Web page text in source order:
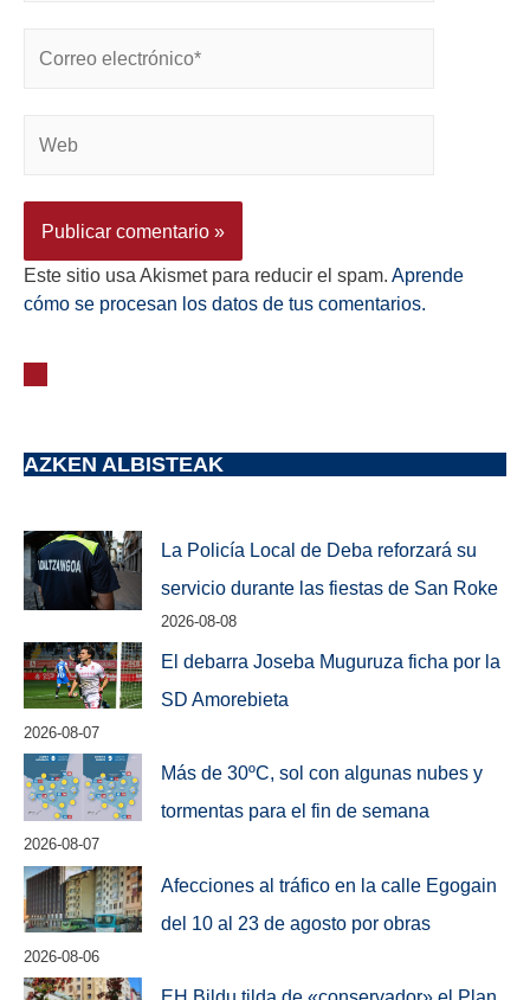
Este sitio usa Akismet para reducir el spam. Aprende
cómo se procesan los datos de tus comentarios.
AZKEN ALBISTEAK
La Policía Local de Deba reforzará su
servicio durante las fiestas de San Roke
2026-08-08
El debarra Joseba Muguruza ficha por la
SD Amorebieta
2026-08-07
Más de 30ºC, sol con algunas nubes y
tormentas para el fin de semana
2026-08-07
Afecciones al tráfico en la calle Egogain
del 10 al 23 de agosto por obras
2026-08-06